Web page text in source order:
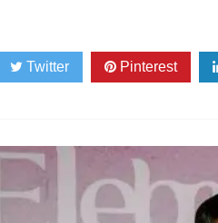
Twitter Pinterest